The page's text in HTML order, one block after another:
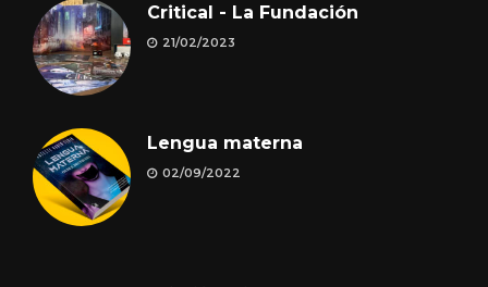
Critical - La Fundación
21/02/2023
Lengua materna
02/09/2022